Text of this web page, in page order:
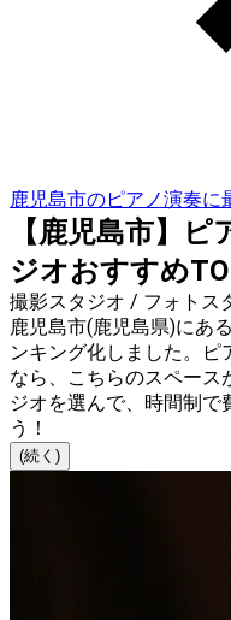
鹿児島市のピアノ演奏に
【鹿児島市】
ジオおすすめ
撮影スタジオ / フォトス
鹿児島市(鹿児島県)にあ
ンキング化しました。
なら、こちらのスペース
ジオを選んで、時間制で
う！
(続く)